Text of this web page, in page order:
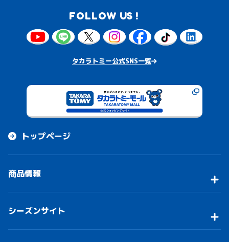
FOLLOW US !
タカラトミー公式SNS一覧
トップページ
商品情報
シーズンサイト